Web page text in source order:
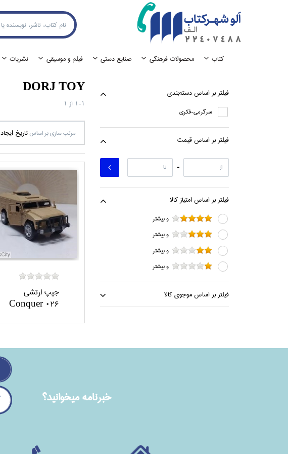
كتاب محصولات فرهنگي صنايع دستي فيلم و موسيقي نشريات
فيلتر بر اساس دسته‌بندي
سرگرمي-فكري
فيلتر بر اساس قيمت
-
فيلتر بر اساس امتياز كالا
و بيشتر
و بيشتر
و بيشتر
و بيشتر
فيلتر بر اساس موجوي كالا
DORJ TOY
1-1 از 1
مرتب سازي بر اساس تاريخ ايجاد
جيپ ارتشي
Conquer 026
خبرنامه ميخوانيد؟